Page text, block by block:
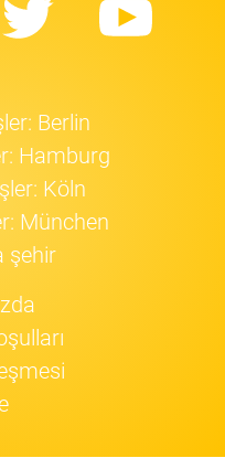
Twitter
Berlin
Hamburg
Köln
München
şehir